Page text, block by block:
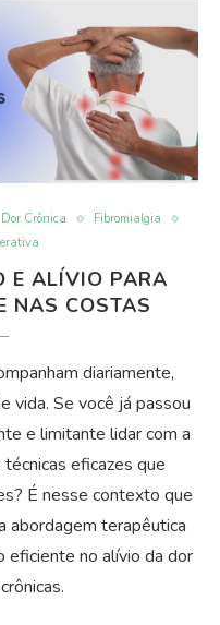
Dor Crônica
Fibromialgia
E ALÍVIO PARA
NAS COSTAS
diariamente,
vida. Se você já passou
e limitante lidar com a
eficazes que
É nesse contexto que
abordagem terapêutica
eficiente no alívio da dor